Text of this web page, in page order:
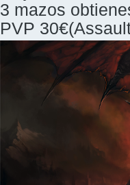
3 mazos
PVP